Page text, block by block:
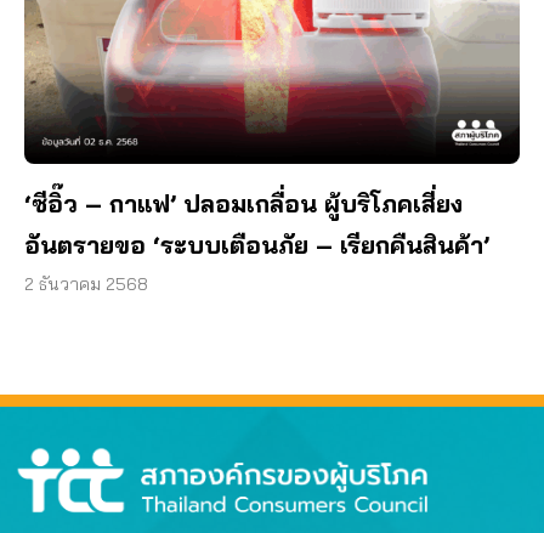
‘ซีอิ๊ว – กาแฟ’ ปลอมเกลื่อน ผู้บริโภคเสี่ยง
อันตรายขอ ‘ระบบเตือนภัย – เรียกคืนสินค้า’
2 ธันวาคม 2568